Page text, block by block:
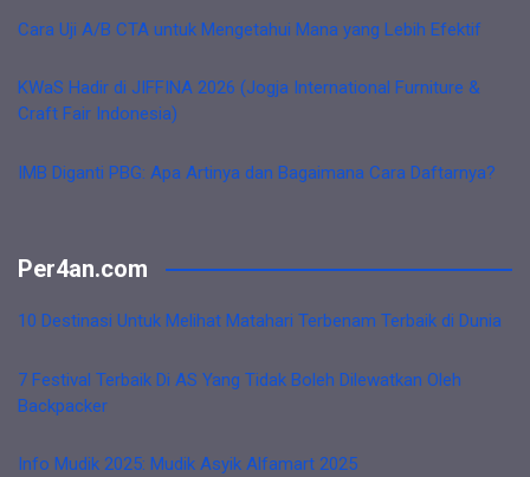
Cara Uji A/B CTA untuk Mengetahui Mana yang Lebih Efektif
KWaS Hadir di JIFFINA 2026 (Jogja International Furniture &
Craft Fair Indonesia)
IMB Diganti PBG: Apa Artinya dan Bagaimana Cara Daftarnya?
Per4an.com
10 Destinasi Untuk Melihat Matahari Terbenam Terbaik di Dunia
7 Festival Terbaik Di AS Yang Tidak Boleh Dilewatkan Oleh
Backpacker
Info Mudik 2025: Mudik Asyik Alfamart 2025